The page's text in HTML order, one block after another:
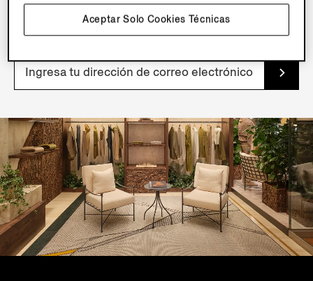
contenido, ofertas y servicios exclusivos y acceso
anticipado a nuestros productos.
Aceptar Solo Cookies Técnicas